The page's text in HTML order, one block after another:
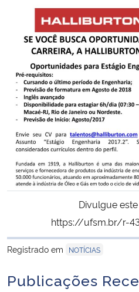
Gabinete de Segurança Institucional
Advocacia-Geral da União
Banco Central do Brasil
Planalto
Divulgue
https://ufsm.br/r-
Registrado em
NOTÍCIAS
Publicações